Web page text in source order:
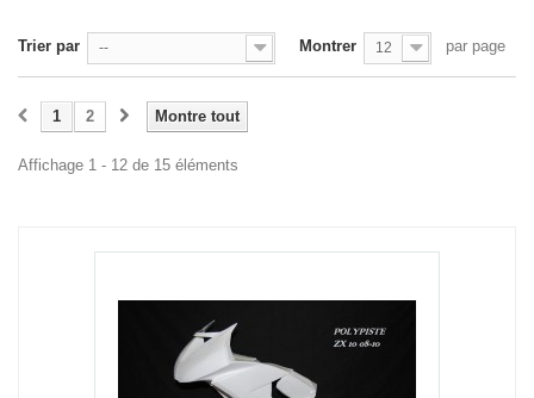
Trier par -- Montrer 12 par page
Montre tout
1 2
Affichage 1 - 12 de 15 éléments